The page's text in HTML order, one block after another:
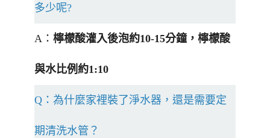
多少呢?
A： 檸檬酸灌入後泡約10-15分鐘，檸檬酸
與水比例約1:10
Q：為什麼家裡裝了淨水器，還是需要定
期清洗水管？